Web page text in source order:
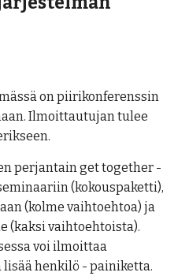
on piirikonferenssin
Ilmoittautujan tulee
perjantain get together -
(kokouspaketti),
(kolme vaihtoehtoa) ja
(kaksi vaihtoehtoista).
voi ilmoittaa
henkilö - painiketta.